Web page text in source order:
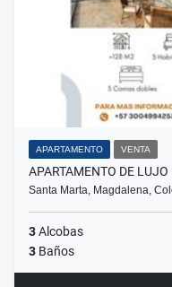
APARTAMENTO VENTA
APARTAMENTO DE
Santa Marta, Magdalena,
3Alcobas
3 Baños